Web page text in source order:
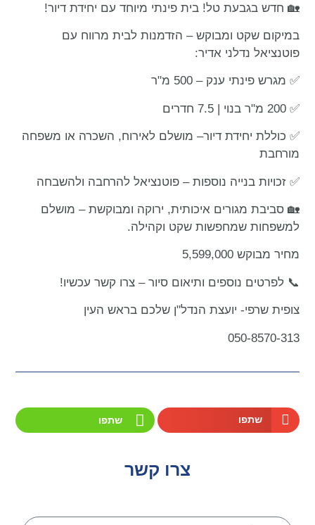
🏡 חדש בגבעת טל! בית פינתי מיוחד עם יחידת דיור!
במיקום שקט ומבוקש – הזדמנות לבית מרווח עם
פוטנציאל נדלני אדיר:
✅ מגרש פינתי ענק – 500 מ"ר
✅ 200 מ"ר בנוי | 7.5 חדרים
✅ כוללת יחידת דיור– מושלם לאירוח, השכרה או משפחה
מורחבת
✅ זכויות בנייה נוספות – פוטנציאל להרחבה ולהשבחה
🏡 סביבת מגורים איכותית, ירוקה ומבוקשת – מושלם
למשפחות שמחפשות שקט וקהילה.
מחיר מבוקש 5,599,000
📞 לפרטים נוספים ותיאום סיור – צרו קשר עכשיו!
צופית שרפי- יועצת הנדל"ן שלכם בראש העין
050-8570-313
שתפו שתפו
צרו קשר